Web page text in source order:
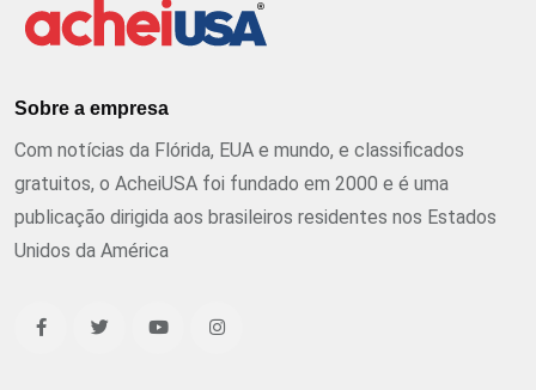
Sobre a empresa
Com notícias da Flórida, EUA e mundo, e classificados
gratuitos, o AcheiUSA foi fundado em 2000 e é uma
publicação dirigida aos brasileiros residentes nos Estados
Unidos da América